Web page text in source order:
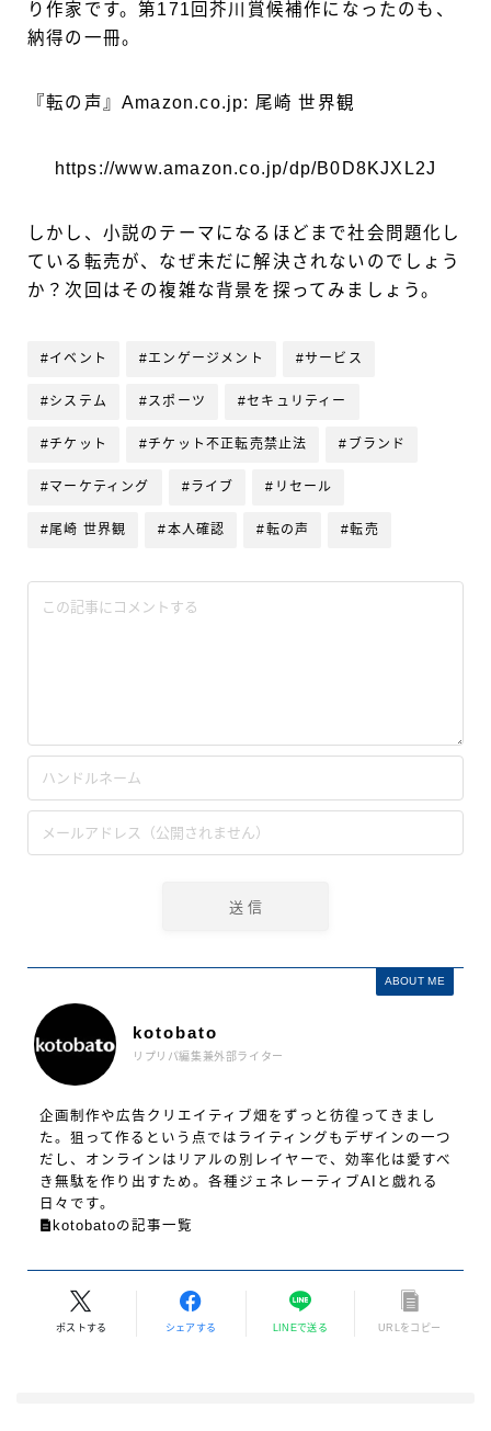
り作家です。第171回芥川賞候補作になったのも、
納得の一冊。
『転の声』Amazon.co.jp: 尾崎 世界観
https://www.amazon.co.jp/dp/B0D8KJXL2J
しかし、小説のテーマになるほどまで社会問題化し
ている転売が、なぜ未だに解決されないのでしょう
か？次回はその複雑な背景を探ってみましょう。
#イベント #エンゲージメント #サービス
#システム #スポーツ #セキュリティー
#チケット #チケット不正転売禁止法 #ブランド
#マーケティング #ライブ #リセール
#尾崎 世界観 #本人確認 #転の声 #転売
ABOUT ME
kotobato
リプリパ編集兼外部ライター
企画制作や広告クリエイティブ畑をずっと彷徨ってきまし
た。狙って作るという点ではライティングもデザインの一つ
だし、オンラインはリアルの別レイヤーで、効率化は愛すべ
き無駄を作り出すため。各種ジェネレーティブAIと戯れる
日々です。
kotobatoの記事一覧
ポストする シェアする LINEで送る URLをコピー